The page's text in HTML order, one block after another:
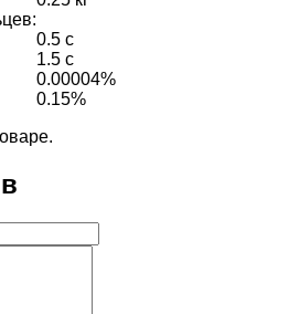
0.5 с
1.5 с
0.00004%
0.15%